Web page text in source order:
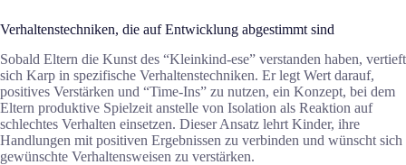
Verhaltenstechniken, die auf Entwicklung abgestimmt sind
Sobald Eltern die Kunst des “Kleinkind-ese” verstanden haben, vertieft
sich Karp in spezifische Verhaltenstechniken. Er legt Wert darauf,
positives Verstärken und “Time-Ins” zu nutzen, ein Konzept, bei dem
Eltern produktive Spielzeit anstelle von Isolation als Reaktion auf
schlechtes Verhalten einsetzen. Dieser Ansatz lehrt Kinder, ihre
Handlungen mit positiven Ergebnissen zu verbinden und wünscht sich
gewünschte Verhaltensweisen zu verstärken.